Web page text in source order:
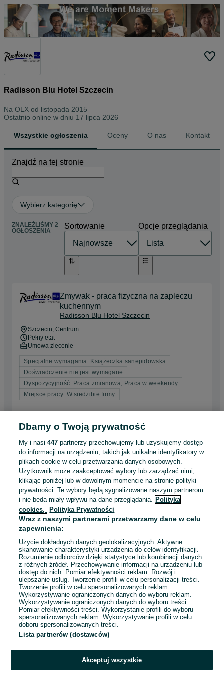
Radisson Blu Hotel Szczecin
Na OLX od listopada 2015
Ostatnio online w dniu 17 lipca 2026
Wszystkie ogłoszenia Oceny O nas Kontakt
Znajdź na tej stronie
Wybierz kategorię
ZNALEŹLIŚMY 2
OGŁOSZENIA
Sortowanie Opcje przeglądania
Zmywak - praca fizyczna na zapleczu
kuchennym
Radisson Blu Hotel Szczecin
Szczecin, Centrum
Pełny etat
Umowa zlecenie
Specjalne wymagania: Książeczka sanepidowska
Doświadczenie nie jest wymagane
Dyspozycyjność: Praca zmianowa, Praca w weekendy
Miejsce pracy: W siedzibie firmy
Kucharz / Kucharka ala carte -
popołudnia
Radisson Blu Hotel Szczecin
Szczecin, Centrum
Pełny etat
Umowa o pracę, Umowa zlecenie
Specjalne wymagania: Książeczka sanepidowska
Odpowiednie doświadczenie zawodowe
Dyspozycyjność: Praca zmianowa, Praca w weekendy
Miejsce pracy: W siedzibie firmy
Odświeżono dnia 07 sierpnia 2026
Dbamy o Twoją prywatność
My i nasi447 partnerzy przechowujemy lub uzyskujemy dostęp
do informacji na urządzeniu, takich jak unikalne identyfikatory w
plikach cookie w celu przetwarzania danych osobowych.
Użytkownik może zaakceptować wybory lub zarządzać nimi,
klikając poniżej lub w dowolnym momencie na stronie polityki
prywatności. Te wybory będą sygnalizowane naszym partnerom
i nie będą miały wpływu na dane przeglądania. Polityka
cookies,
Polityka Prywatności
Wraz z naszymi partnerami przetwarzamy dane w celu
zapewnienia:
Użycie dokładnych danych geolokalizacyjnych. Aktywne
skanowanie charakterystyki urządzenia do celów identyfikacji.
Rozumienie odbiorców dzięki statystyce lub kombinacji danych
z różnych źródeł. Przechowywanie informacji na urządzeniu lub
dostęp do nich. Pomiar efektywności reklam. Rozwój i
ulepszanie usług. Tworzenie profili w celu personalizacji treści.
Tworzenie profili w celu spersonalizowanych reklam.
Wykorzystywanie ograniczonych danych do wyboru reklam.
Wykorzystywanie ograniczonych danych do wyboru treści.
Pomiar efektywności treści. Wykorzystanie profili do wyboru
spersonalizowanych reklam. Wykorzystywanie profili w celu
doboru spersonalizowanych treści.
Lista partnerów (dostawców)
Akceptuj wszystkie